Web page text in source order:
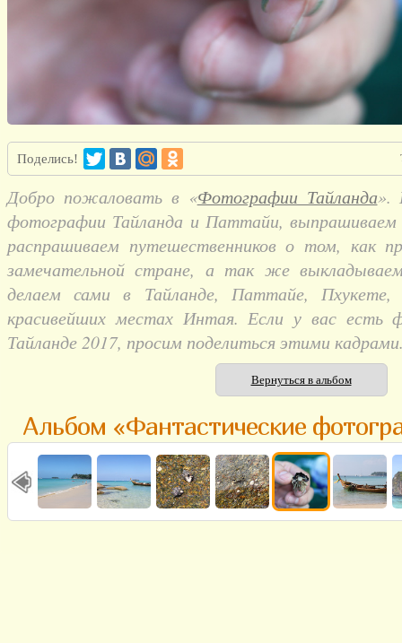
Поделись!
Добро пожаловать в «Фотографии Тайланда».
фотографии Тайланда и Паттайи, выпрашиваем
распрашиваем путешественников о том, как
замечательной стране, а так же
делаем сами в Тайланде, Паттайе,
красивейших местах Интая. Если у вас есть
Тайланде 2017, просим поделиться этими
Вернуться в альбом
Альбом «Фантастические